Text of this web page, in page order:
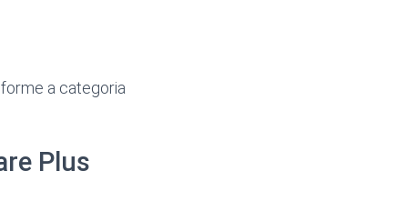
a categoria
Plus